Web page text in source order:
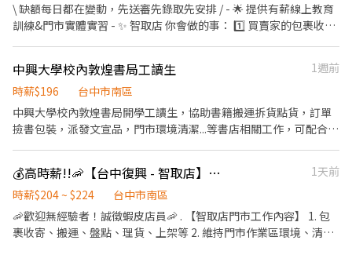
\ 缺額每日都在變動，先送審先錄取先安排 / - 🌟 提供有薪線上教育
訓練&門市實體實習 - ✨ 智取店 你會做的事： 1️⃣ 買賣家的包裹收
適取貨環境 4️⃣ 必須有駕照及機車，支援10公里內門市跑點 5️⃣ 配合
主管指派工作內容並機動性協助 - 🩶晚班時薪 $224 (基本時薪 $196
+ 智取店晚班津貼 $28) - 🔔 主管排班❗️一週 2～5天班 🔔 無法固定休
六日，輪流畫休假 - 🎁福利待遇：滿半年 享端午&中秋獎金資格 ✅
排2-6小時) . 📩 合法派遣公司｜無需任何費用｜快速安排 🌙
https://lin.ee/lJ1Nz7C ✅ 加入後請傳送「職缺截圖」唷！
中興大學校內敦煌書局工讀生
1週前
時薪$196
台中市南區
中興大學校內敦煌書局開學工讀生，協助書籍搬運拆貨點貨，訂單
撿書包裝，派發文宣品，門市環境清潔...等書店相關工作，可配合課
💰高時薪!!🦐【台中復興 - 智取店】✨#兼職 #蝦皮
1天前
時薪$204 ~ $224
台中市南區
🦐歡迎無經驗者！誠徵蝦皮店員🦐 . 【智取店門市工作內容】 1. 包
裹收寄、搬運、盤點、理貨、上架等 2. 維持門市作業區環境、清潔